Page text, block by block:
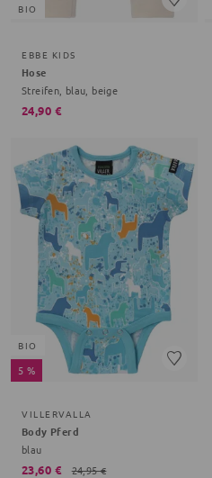
BIO
EBBE KIDS
Hose
Streifen, blau, beige
24,90 €
BIO
5 %
VILLERVALLA
Body Pferd
blau
23,60 € 24,95 €